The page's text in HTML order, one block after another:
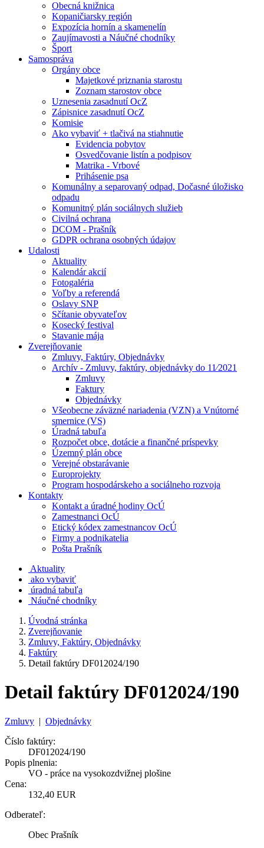
Obecná knižnica
Kopaničiarsky región
Expozícia hornín a skamenelín
Zaujímavosti a Náučné chodníky
Šport
Samospráva
Orgány obce
Majetkové priznania starostu
Zoznam starostov obce
Uznesenia zasadnutí OcZ
Zápisnice zasadnutí OcZ
Komisie
Ako vybaviť + tlačivá na stiahnutie
Evidencia pobytov
Osvedčovanie listín a podpisov
Matrika - Vrbové
Prihásenie psa
Komunálny a separovaný odpad, Dočasné úložisko
odpadu
Komunitný plán sociálnych služieb
Civilná ochrana
DCOM - Prašník
GDPR ochrana osobných údajov
Udalosti
Aktuality
Kalendár akcií
Fotogaléria
Voľby a referendá
Oslavy SNP
Sčítanie obyvateľov
Kosecký festival
Stavanie mája
Zverejňovanie
Zmluvy, Faktúry, Objednávky
Archív - Zmluvy, faktúry, objednávky do 11⁄2021
Zmluvy
Faktury
Objednávky
Všeobecne záväzné nariadenia (VZN) a Vnútorné
smernice (VS)
Úradná tabuľa
Rozpočet obce, dotácie a finančné príspevky
Územný plán obce
Verejné obstarávanie
Europrojekty
Program hospodárskeho a sociálneho rozvoja
Kontakty
Kontakt a úradné hodiny OcÚ
Zamestnanci OcÚ
Etický kódex zamestnancov OcÚ
Firmy a podnikatelia
Pošta Prašník
Aktuality
ako vybaviť
úradná tabuľa
Náučné chodníky
Úvodná stránka
Zverejňovanie
Zmluvy, Faktúry, Objednávky
Faktúry
Detail faktúry DF012024/190
Detail faktúry DF012024/190
Zmluvy | Objednávky
Číslo faktúry:
DF012024/190
Popis plnenia:
VO - práce na vysokozdvižnej plošine
Cena:
132,40 EUR
Odberateľ:
Obec Prašník